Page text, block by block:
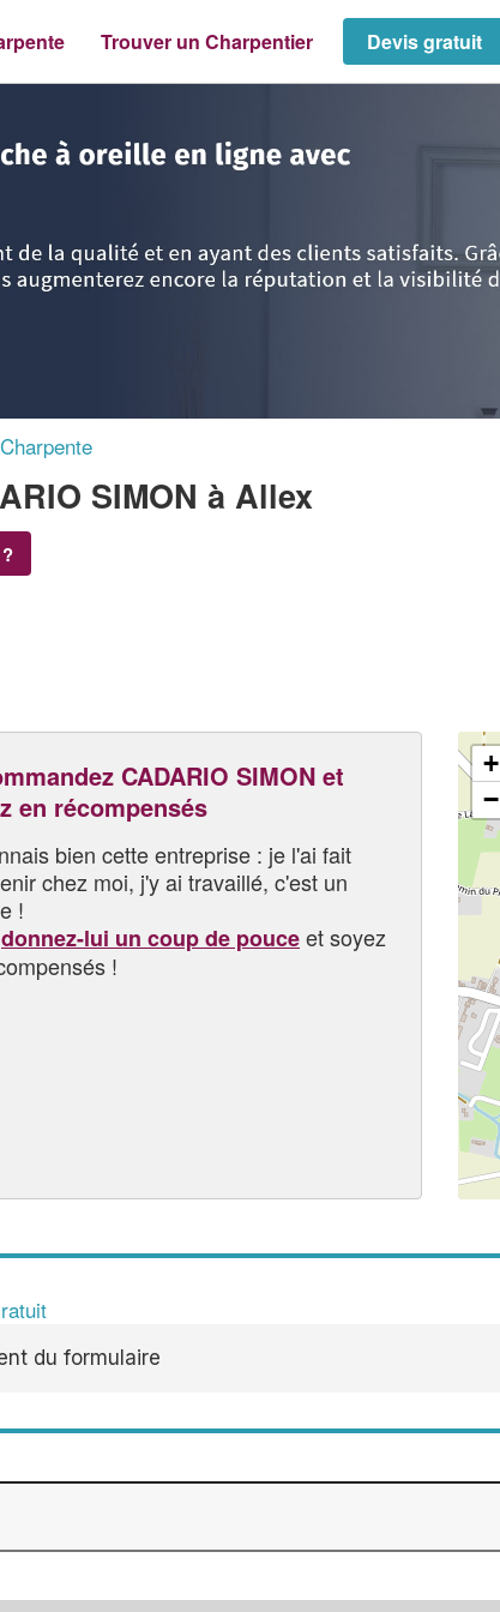
Trouver un Charpentier Devis gratuit
SIMON à Allex
CADARIO SIMON et
en récompensés
bien cette entreprise : je l'ai fait
chez moi, j'y ai travaillé, c'est un
!
donnez-lui un coup de pouceet soyez
!
+
−
du formulaire